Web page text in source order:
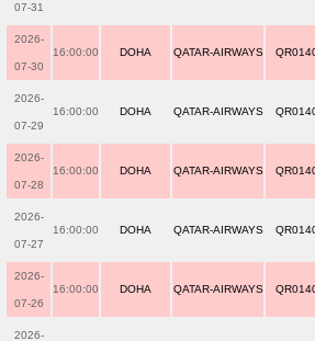
07-31
2026-
07-30
16:00:00 DOHA QATAR-AIRWAYS
2026-
07-29
16:00:00 DOHA QATAR-AIRWAYS
2026-
07-28
16:00:00 DOHA QATAR-AIRWAYS
2026-
07-27
16:00:00 DOHA QATAR-AIRWAYS
2026-
07-26
16:00:00 DOHA QATAR-AIRWAYS
2026-